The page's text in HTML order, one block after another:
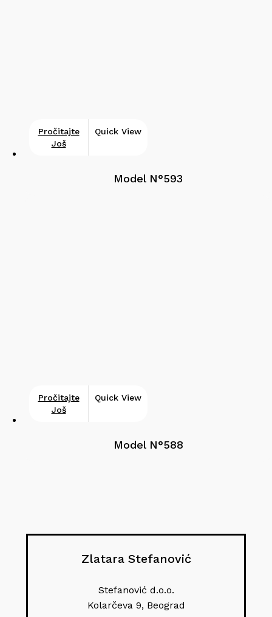
Pročitajte
Još
Quick View
Model N°593
Pročitajte
Još
Quick View
Model N°588
Zlatara Stefanović
Stefanović d.o.o.
Kolarčeva 9, Beograd